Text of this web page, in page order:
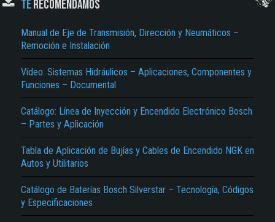
TE RECOMENDAMOS
Manual de Eje de Transmisión, Dirección y Neumáticos –
Remoción e Instalación
Vídeo: Sistemas Hidráulicos – Aplicaciones, Componentes y
Funciones – Documental
Catálogo: Línea de Inyección y Encendido Electrónico Bosch
– Partes y Aplicación
Tabla de Aplicación de Bujías y Cables de Encendido NGK en
Autos y Utilitarios
Catálogo de Baterías Bosch Silverstar – Tecnología, Códigos
y Especificaciones
El Título es incorrecto según el contenido.
Texto o Imagen de portada son erróneos.
Reportar otro tipo de error...